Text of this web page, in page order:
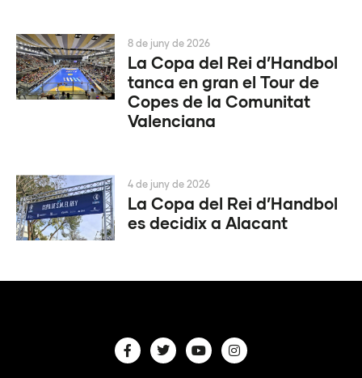
La Copa del Rei d’Handbol
tanca en gran el Tour de
Copes de la Comunitat
Valenciana
8 de juny de 2026
La Copa del Rei d’Handbol
es decidix a Alacant
4 de juny de 2026